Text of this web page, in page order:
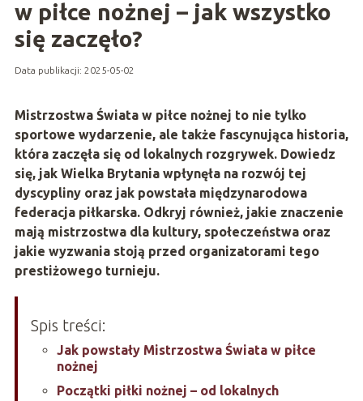
w piłce nożnej – jak wszystko
się zaczęło?
Data publikacji: 2025-05-02
Mistrzostwa Świata w piłce nożnej to nie tylko
sportowe wydarzenie, ale także fascynująca historia,
która zaczęła się od lokalnych rozgrywek. Dowiedz
się, jak Wielka Brytania wpłynęła na rozwój tej
dyscypliny oraz jak powstała międzynarodowa
federacja piłkarska. Odkryj również, jakie znaczenie
mają mistrzostwa dla kultury, społeczeństwa oraz
jakie wyzwania stoją przed organizatorami tego
prestiżowego turnieju.
Spis treści:
Jak powstały Mistrzostwa Świata w piłce
nożnej
Początki piłki nożnej – od lokalnych